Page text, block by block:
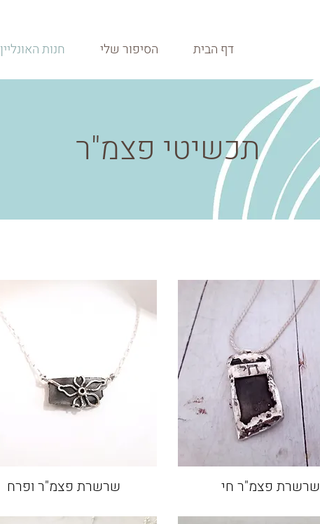
דף הבית
הסיפור שלי חנות האונליין
תכשיטי פצמ"ר
שרשרת פצמ"ר חי שרשרת פצמ"ר ופרח